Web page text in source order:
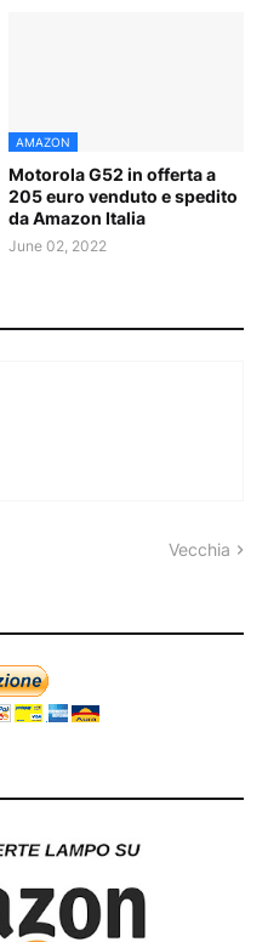
AMAZON
Motorola G52 in offerta a
205 euro venduto e spedito
da Amazon Italia
June 02, 2022
Vecchia